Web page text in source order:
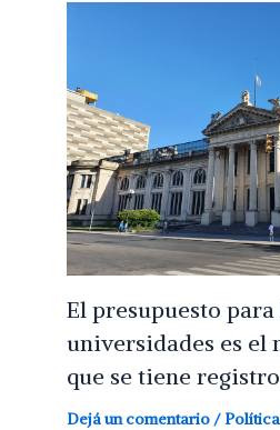
El presupuesto para
universidades es el
que se tiene registro
Dejá un comentario /Política